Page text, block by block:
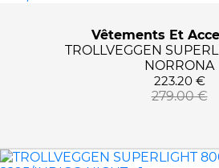
Vêtements Et
TROLLVEGGEN
NORRONA
223.20 €
279.00 €